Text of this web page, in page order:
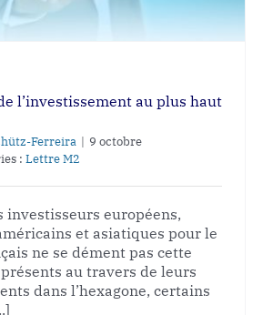
l’investissement au plus haut
Ferreira | 9 octobre
: Lettre M2
investisseurs européens,
et asiatiques pour le
ne se dément pas cette
au travers de leurs
dans l’hexagone, certains